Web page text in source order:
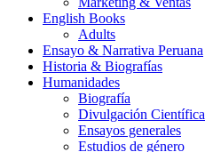
English Books
Adults
Ensayo & Narrativa Peruana
Historia & Biografías
Humanidades
Biografía
Divulgación Científica
Ensayos generales
Estudios de género